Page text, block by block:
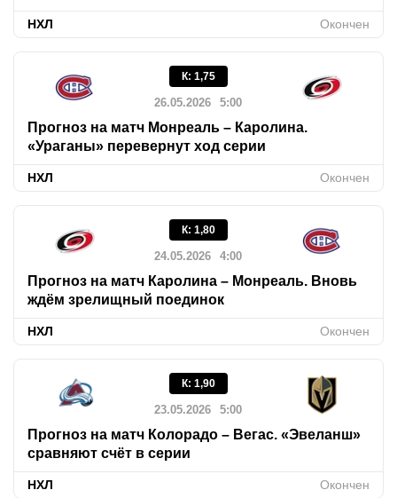
НХЛ Окончен
К: 1,75
26.05.2026 5:00
Прогноз на матч Монреаль – Каролина.
«Ураганы» перевернут ход серии
НХЛ Окончен
К: 1,80
24.05.2026 4:00
Прогноз на матч Каролина – Монреаль. Вновь
ждём зрелищный поединок
НХЛ Окончен
К: 1,90
23.05.2026 5:00
Прогноз на матч Колорадо – Вегас. «Эвеланш»
сравняют счёт в серии
НХЛ Окончен